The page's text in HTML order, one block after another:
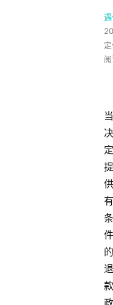
当
决
定
提
供
有
条
件
的
退
款
政